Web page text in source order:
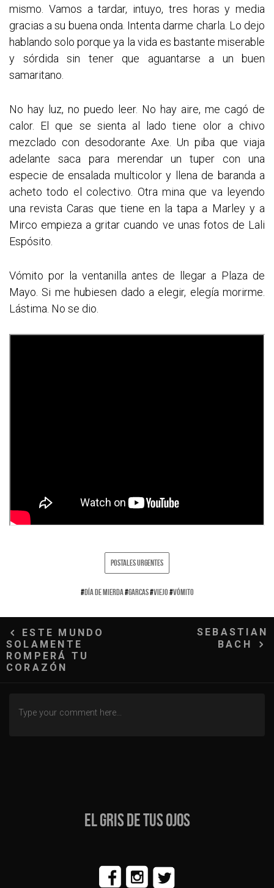
mismo. Vamos a tardar, intuyo, tres horas y media
gracias a su buena onda. Intenta darme charla. Lo dejo
hablando solo porque ya la vida es bastante miserable
y sórdida sin tener que aguantarse a un buen
samaritano.
No hay luz, no puedo leer. No hay aire, me cagó de
calor. El que se sienta al lado tiene olor a chivo
mezclado con desodorante Axe. Un piba que viaja
adelante saca para merendar un tuper con una
especie de ensalada multicolor y llena de baranda a
acheto todo el colectivo. Otra mina que va leyendo
una revista Caras que tiene en la tapa a Marley y a
Mirco empieza a gritar cuando ve unas fotos de Lali
Espósito.
Vómito por la ventanilla antes de llegar a Plaza de
Mayo. Si me hubiesen dado a elegir, elegía morirme.
Lástima. No se dio.
POSTALES URGENTES
#DÍA DE MIERDA#GARCAS#VIEJO#VÓMITO
Navegación
de
ESTE MUNDO
SOLAMENTE
ROMPERÁ TU
CORAZÓN
SEBASTIAN
BACH
EL GRIS DE TUS OJOS